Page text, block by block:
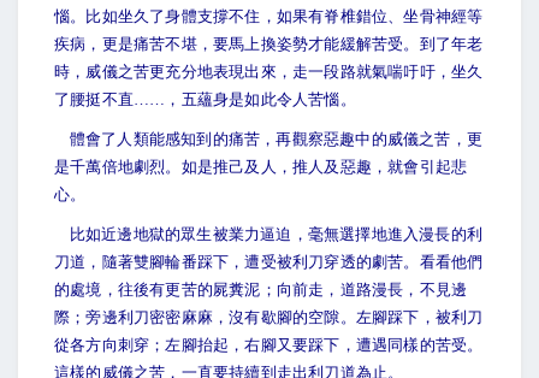
惱。比如坐久了身體支撐不住，如果有脊椎錯位、坐骨神經等
疾病，更是痛苦不堪，要馬上換姿勢才能緩解苦受。到了年老
時，威儀之苦更充分地表現出來，走一段路就氣喘吁吁，坐久
了腰挺不直……，五蘊身是如此令人苦惱。
體會了人類能感知到的痛苦，再觀察惡趣中的威儀之苦，更
是千萬倍地劇烈。如是推己及人，推人及惡趣，就會引起悲
心。
比如近邊地獄的眾生被業力逼迫，毫無選擇地進入漫長的利
刀道，隨著雙腳輪番踩下，遭受被利刀穿透的劇苦。看看他們
的處境，往後有更苦的屍糞泥；向前走，道路漫長，不見邊
際；旁邊利刀密密麻麻，沒有歇腳的空隙。左腳踩下，被利刀
從各方向刺穿；左腳抬起，右腳又要踩下，遭遇同樣的苦受。
這樣的威儀之苦，一直要持續到走出利刀道為止。